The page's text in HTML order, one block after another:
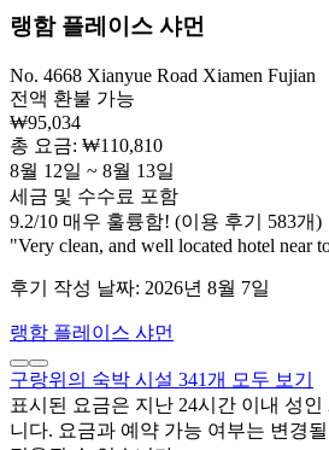
랭함 플레이스 샤먼
No. 4668 Xianyue Road Xiamen Fujian
전액 환불 가능
₩95,034
총 요금: ₩110,810
8월 12일 ~ 8월 13일
세금 및 수수료 포함
9.2/10 매우 훌륭함! (이용 후기 583개)
"Very clean, and well located hotel near
후기 작성 날짜: 2026년 8월 7일
랭함 플레이스 샤먼
구랑위의 숙박 시설 341개 모두 보기
표시된 요금은 지난 24시간 이내 성
니다. 요금과 예약 가능 여부는 변경